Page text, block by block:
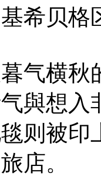
希贝格
气横秋
與想入
则被印
店。